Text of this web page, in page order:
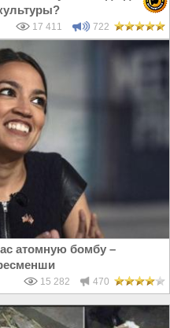
17 411 722
атомную бомбу –
15 282 470